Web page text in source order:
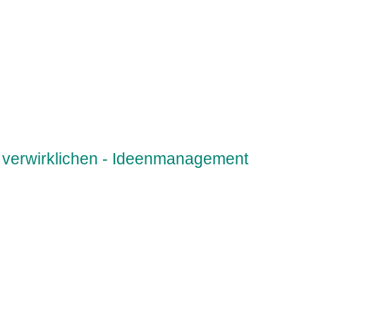
- Ideenmanagement